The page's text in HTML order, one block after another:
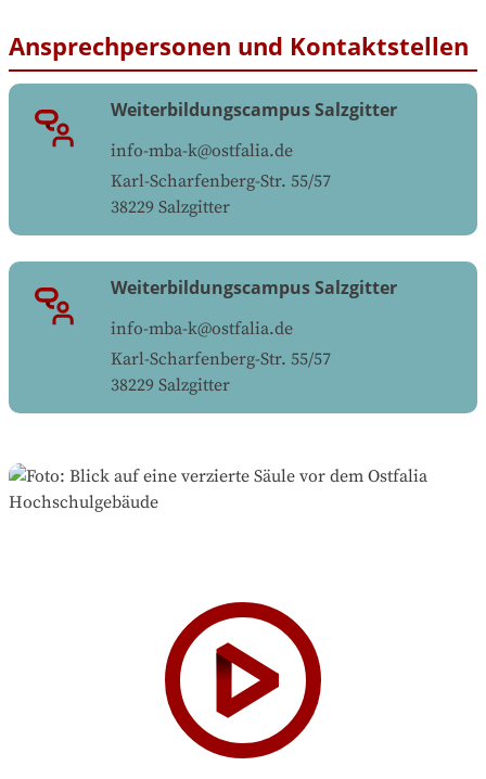
Ansprechpersonen und Kontaktstellen
Weiterbildungscampus Salzgitter
info-mba-k@ostfalia.de
Karl-Scharfenberg-Str. 55/57
38229 Salzgitter
Weiterbildungscampus Salzgitter
info-mba-k@ostfalia.de
Karl-Scharfenberg-Str. 55/57
38229 Salzgitter